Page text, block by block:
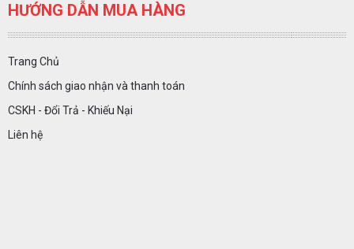
HƯỚNG DẪN MUA HÀNG
Trang Chủ
Chính sách giao nhận và thanh toán
CSKH - Đổi Trả - Khiếu Nại
Liên hệ